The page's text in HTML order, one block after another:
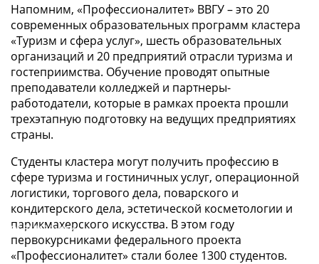
Напомним, «Профессионалитет» ВВГУ – это 20
современных образовательных программ кластера
«Туризм и сфера услуг», шесть образовательных
организаций и 20 предприятий отрасли туризма и
гостеприимства. Обучение проводят опытные
преподаватели колледжей и партнеры-
работодатели, которые в рамках проекта прошли
трехэтапную подготовку на ведущих предприятиях
страны.
Студенты кластера могут получить профессию в
сфере туризма и гостиничных услуг, операционной
логистики, торгового дела, поварского и
кондитерского дела, эстетической косметологии и
парикмахерского искусства. В этом году
первокурсниками федерального проекта
«Профессионалитет» стали более 1300 студентов.
Организации